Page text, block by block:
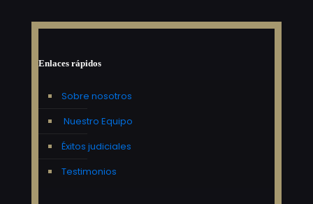
Enlaces rápidos
Sobre nosotros
Nuestro Equipo
Éxitos judiciales
Testimonios